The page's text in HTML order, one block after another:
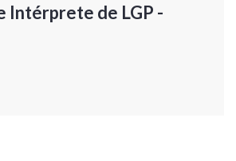
Intérprete de LGP -